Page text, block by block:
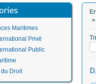
Maritimes
Privé
Public
du Droit